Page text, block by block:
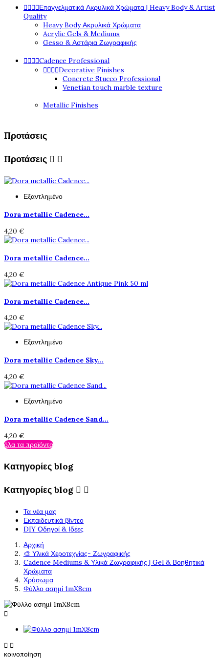
Επαγγελματικά Ακρυλικά Χρώματα | Heavy Body & Artist
Quality
Heavy Body Ακρυλικά Χρώματα
Acrylic Gels & Mediums
Gesso & Αστάρια Ζωγραφικής
Cadence Professional
Decorative Finishes
Concrete Stucco Professional
Venetian touch marble texture
Metallic Finishes
Προτάσεις
Προτάσεις  
Εξαντλημένο
Dora metallic Cadence...
4,20 €
Dora metallic Cadence...
4,20 €
Dora metallic Cadence...
4,20 €
Εξαντλημένο
Dora metallic Cadence Sky...
4,20 €
Εξαντλημένο
Dora metallic Cadence Sand...
4,20 €
όλα τα προϊόντα
Κατηγορίες blog
Κατηγορίες blog  
Τα νέα μας
Εκπαιδευτικά βίντεο
DIY Οδηγοί & Ιδέες
Αρχική
🎨 Υλικά Χεροτεχνίας- Ζωγραφικής
Cadence Mediums & Υλικά Ζωγραφικής | Gel & Βοηθητικά
Χρώματα
Χρύσωμα
Φύλλο ασημί 1mX8cm

 
κοινοποίηση